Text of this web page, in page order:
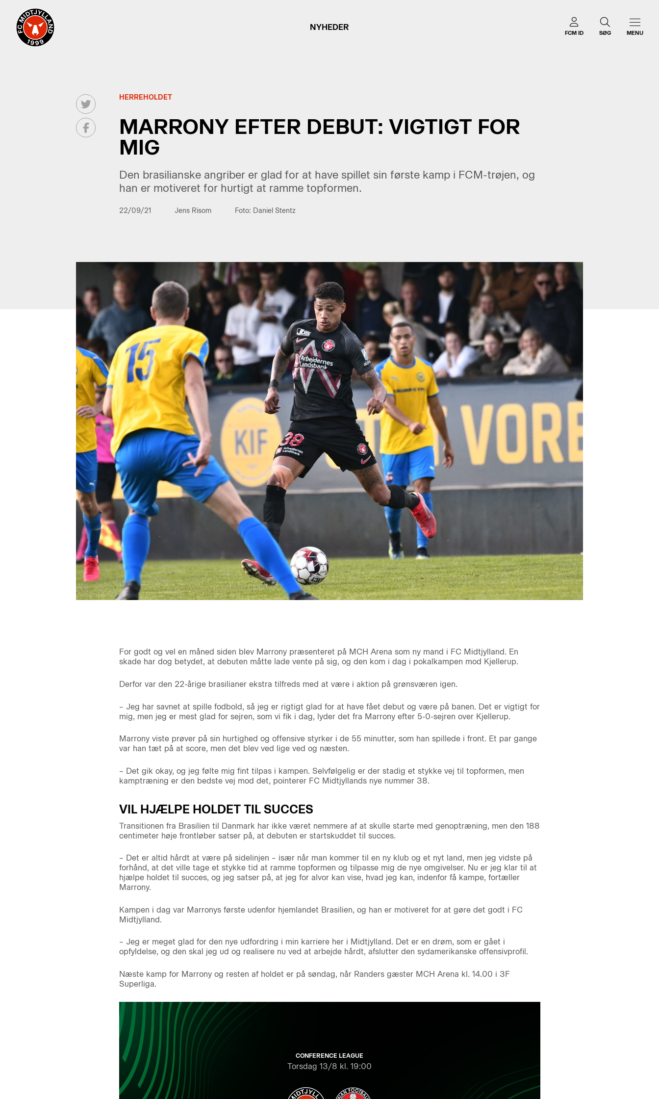
NYHEDER
FCM ID SØG MENU
HERREHOLDET
MARRONY EFTER DEBUT: VIGTIGT FOR
MIG
Den brasilianske angriber er glad for at have spillet sin første kamp i FCM-trøjen, og
han er motiveret for hurtigt at ramme topformen.
22/09/21 Jens Risom Foto: Daniel Stentz
For godt og vel en måned siden blev Marrony præsenteret på MCH Arena som ny mand i FC Midtjylland. En
skade har dog betydet, at debuten måtte lade vente på sig, og den kom i dag i pokalkampen mod Kjellerup.
Derfor var den 22-årige brasilianer ekstra tilfreds med at være i aktion på grønsværen igen.
– Jeg har savnet at spille fodbold, så jeg er rigtigt glad for at have fået debut og være på banen. Det er vigtigt for
mig, men jeg er mest glad for sejren, som vi fik i dag, lyder det fra Marrony efter 5-0-sejren over Kjellerup.
Marrony viste prøver på sin hurtighed og offensive styrker i de 55 minutter, som han spillede i front. Et par gange
var han tæt på at score, men det blev ved lige ved og næsten.
– Det gik okay, og jeg følte mig fint tilpas i kampen. Selvfølgelig er der stadig et stykke vej til topformen, men
kamptræning er den bedste vej mod det, pointerer FC Midtjyllands nye nummer 38.
VIL HJÆLPE HOLDET TIL SUCCES
Transitionen fra Brasilien til Danmark har ikke været nemmere af at skulle starte med genoptræning, men den 188
centimeter høje frontløber satser på, at debuten er startskuddet til succes.
– Det er altid hårdt at være på sidelinjen – især når man kommer til en ny klub og et nyt land, men jeg vidste på
forhånd, at det ville tage et stykke tid at ramme topformen og tilpasse mig de nye omgivelser. Nu er jeg klar til at
hjælpe holdet til succes, og jeg satser på, at jeg for alvor kan vise, hvad jeg kan, indenfor få kampe, fortæller
Marrony.
Kampen i dag var Marronys første udenfor hjemlandet Brasilien, og han er motiveret for at gøre det godt i FC
Midtjylland.
– Jeg er meget glad for den nye udfordring i min karriere her i Midtjylland. Det er en drøm, som er gået i
opfyldelse, og den skal jeg ud og realisere nu ved at arbejde hårdt, afslutter den sydamerikanske offensivprofil.
Næste kamp for Marrony og resten af holdet er på søndag, når Randers gæster MCH Arena kl. 14.00 i 3F
Superliga.
CONFERENCE LEAGUE
Torsdag 13/8 kl. 19:00